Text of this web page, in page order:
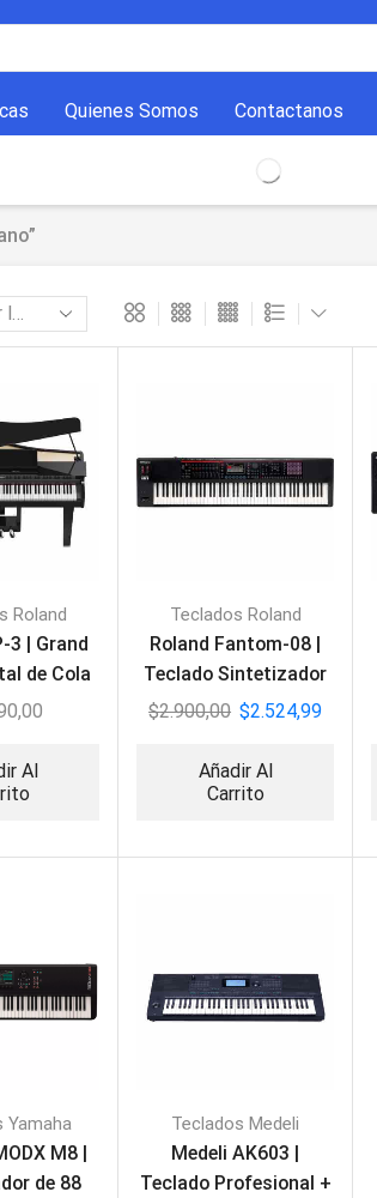
Quienes Somos Contactanos
Roland
3 | Grand
de Cola
Al
Teclados Roland
Roland Fantom-08 |
Teclado Sintetizador
88 Teclas
$2.900,00 $2.524,99
Añadir Al
Carrito
Yamaha
M8 |
de 88
Teclados Medeli
Medeli AK603 |
Teclado Profesional +